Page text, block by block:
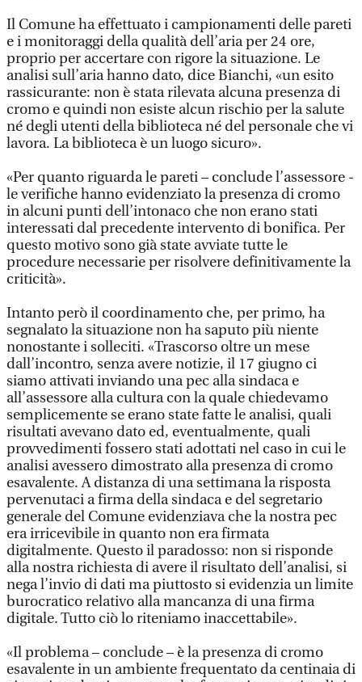
Il Comune ha effettuato i campionamenti delle pareti
e i monitoraggi della qualità dell’aria per 24 ore,
proprio per accertare con rigore la situazione. Le
analisi sull’aria hanno dato, dice Bianchi, «un esito
rassicurante: non è stata rilevata alcuna presenza di
cromo e quindi non esiste alcun rischio per la salute
né degli utenti della biblioteca né del personale che vi
lavora. La biblioteca è un luogo sicuro».
«Per quanto riguarda le pareti – conclude l’assessore -
le verifiche hanno evidenziato la presenza di cromo
in alcuni punti dell’intonaco che non erano stati
interessati dal precedente intervento di bonifica. Per
questo motivo sono già state avviate tutte le
procedure necessarie per risolvere definitivamente la
criticità».
Intanto però il coordinamento che, per primo, ha
segnalato la situazione non ha saputo più niente
nonostante i solleciti. «Trascorso oltre un mese
dall’incontro, senza avere notizie, il 17 giugno ci
siamo attivati inviando una pec alla sindaca e
all’assessore alla cultura con la quale chiedevamo
semplicemente se erano state fatte le analisi, quali
risultati avevano dato ed, eventualmente, quali
provvedimenti fossero stati adottati nel caso in cui le
analisi avessero dimostrato alla presenza di cromo
esavalente. A distanza di una settimana la risposta
pervenutaci a firma della sindaca e del segretario
generale del Comune evidenziava che la nostra pec
era irricevibile in quanto non era firmata
digitalmente. Questo il paradosso: non si risponde
alla nostra richiesta di avere il risultato dell’analisi, si
nega l’invio di dati ma piuttosto si evidenzia un limite
burocratico relativo alla mancanza di una firma
digitale. Tutto ciò lo riteniamo inaccettabile».
«Il problema – conclude – è la presenza di cromo
esavalente in un ambiente frequentato da centinaia di